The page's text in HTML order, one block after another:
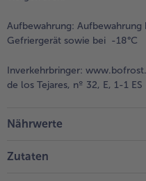
Aufbewahrung:
Gefriergerät sowie bei -18°C
Inverkehrbringer:
de los Tejares, nº 32, E, 1-1
Nährwerte
Zutaten